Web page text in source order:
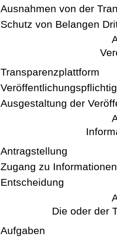
Ausnahmen von der
Schutz von Belangen
Transparenzplattform
Ausgestaltung der
Antragstellung
Zugang zu Informationen
Entscheidung
Die oder der
Aufgaben